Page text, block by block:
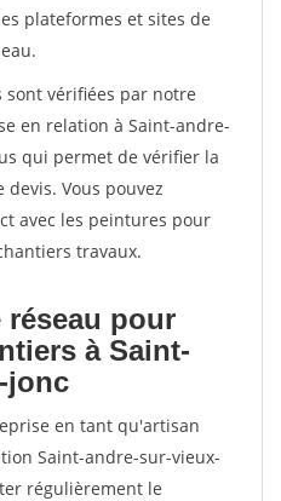
plateformes et sites de
sont vérifiées par notre
en relation à Saint-andre-
qui permet de vérifier la
Vous pouvez
avec les peintures pour
travaux.
réseau pour
à Saint-
jonc
en tant qu'artisan
Saint-andre-sur-vieux-
régulièrement le